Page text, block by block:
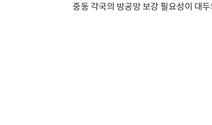
중동 각국의 방공망 보강 필요성이 대